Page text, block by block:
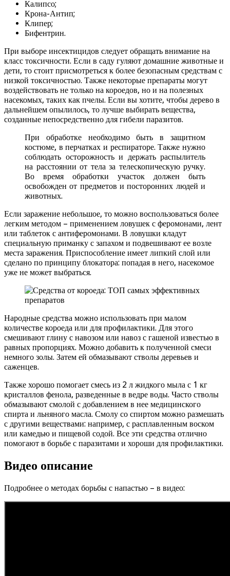
Калипсо;
Крона-Антип;
Клипер;
Бифентрин.
При выборе инсектицидов следует обращать внимание на
класс токсичности. Если в саду гуляют домашние животные и
дети, то стоит присмотреться к более безопасным средствам с
низкой токсичностью. Также некоторые препараты могут
воздействовать не только на короедов, но и на полезных
насекомых, таких как пчелы. Если вы хотите, чтобы дерево в
дальнейшем опылилось, то лучше выбирать вещества,
созданные непосредственно для гибели паразитов.
При обработке необходимо быть в защитном
костюме, в перчатках и респираторе. Также нужно
соблюдать осторожность и держать распылитель
на расстоянии от тела за телескопическую ручку.
Во время обработки участок должен быть
освобожден от предметов и посторонних людей и
животных.
Если заражение небольшое, то можно воспользоваться более
легким методом – применением ловушек с феромонами, лент
или таблеток с антиферомонами. В ловушки кладут
специальную приманку с запахом и подвешивают ее возле
места заражения. Приспособление имеет липкий слой или
сделано по принципу блокатора: попадая в него, насекомое
уже не может выбраться.
Народные средства можно использовать при малом
количестве короеда или для профилактики. Для этого
смешивают глину с навозом или навоз с гашеной известью в
равных пропорциях. Можно добавить к полученной смеси
немного золы. Затем ей обмазывают стволы деревьев и
саженцев.
Также хорошо помогает смесь из 2 л жидкого мыла с 1 кг
кристаллов фенола, разведенные в ведре воды. Часто стволы
обмазывают смолой с добавлением в нее медицинского
спирта и льняного масла. Смолу со спиртом можно размешать
с другими веществами: например, с расплавленным воском
или камедью и пищевой содой. Все эти средства отлично
помогают в борьбе с паразитами и хороши для профилактики.
Видео описание
Подробнее о методах борьбы с напастью – в видео: